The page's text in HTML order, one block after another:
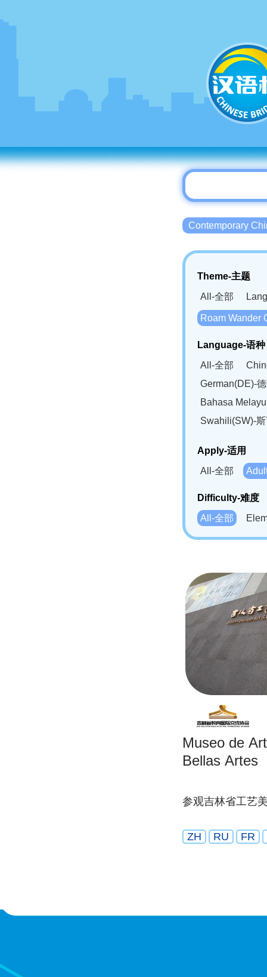
Contemporary
Theme-主题
All-全部
Roam Wander
Language-语种
All-全部
German(DE)-
Bahasa
Swahili(SW)-
Apply-适用
All-全部
Difficulty-难度
All-全部
Museo de
Bellas Artes
参观吉林省工艺
ZH RU FR